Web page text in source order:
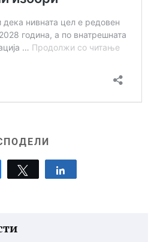
Tweet